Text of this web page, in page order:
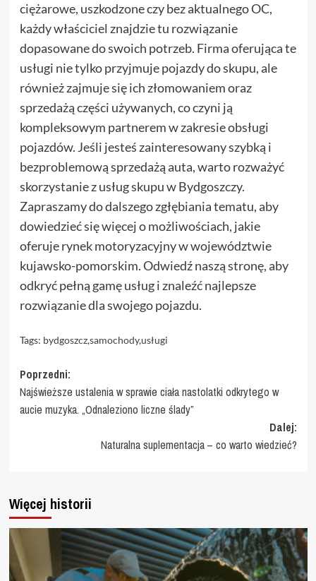
ciężarowe, uszkodzone czy bez aktualnego OC,
każdy właściciel znajdzie tu rozwiązanie
dopasowane do swoich potrzeb. Firma oferująca te
usługi nie tylko przyjmuje pojazdy do skupu, ale
również zajmuje się ich złomowaniem oraz
sprzedażą części używanych, co czyni ją
kompleksowym partnerem w zakresie obsługi
pojazdów. Jeśli jesteś zainteresowany szybką i
bezproblemową sprzedażą auta, warto rozważyć
skorzystanie z usług skupu w Bydgoszczy.
Zapraszamy do dalszego zgłębiania tematu, aby
dowiedzieć się więcej o możliwościach, jakie
oferuje rynek motoryzacyjny w województwie
kujawsko-pomorskim. Odwiedź naszą stronę, aby
odkryć pełną gamę usług i znaleźć najlepsze
rozwiązanie dla swojego pojazdu.
Tags: bydgoszcz,samochody,usługi
Zobacz
wpisy
Poprzedni:
Najświeższe ustalenia w sprawie ciała nastolatki odkrytego w
aucie muzyka. „Odnaleziono liczne ślady”
Dalej:
Naturalna suplementacja – co warto wiedzieć?
Więcej historii